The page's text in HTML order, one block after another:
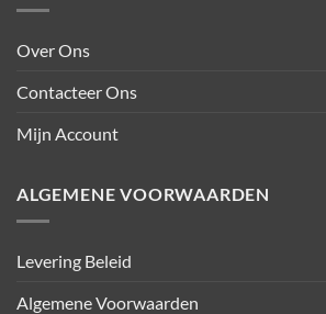
Over Ons
Contacteer Ons
Mijn Account
ALGEMENE VOORWAARDEN
Levering Beleid
Algemene Voorwaarden